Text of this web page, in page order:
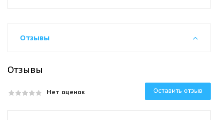
Отзывы
Отзывы
Нет оценок Оставить отзыв